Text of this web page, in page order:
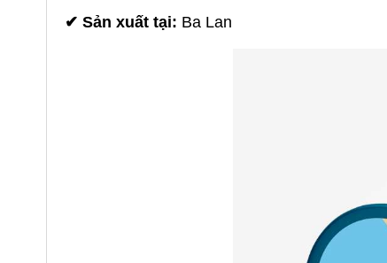
✔ Sản xuất tại: Ba Lan